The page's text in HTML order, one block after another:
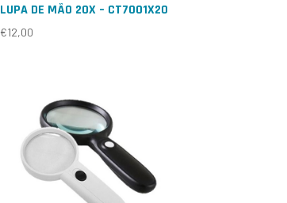
LUPA DE MÃO 20X – CT7001X20
€12,00